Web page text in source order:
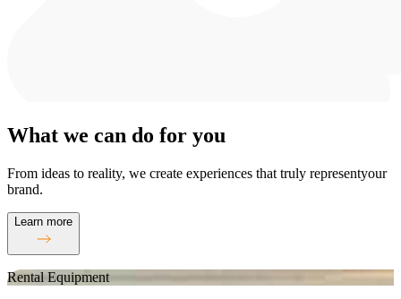
What we can do for you
From ideas to reality, we create experiences that truly representyour
brand.
Learn more
Rental Equipment